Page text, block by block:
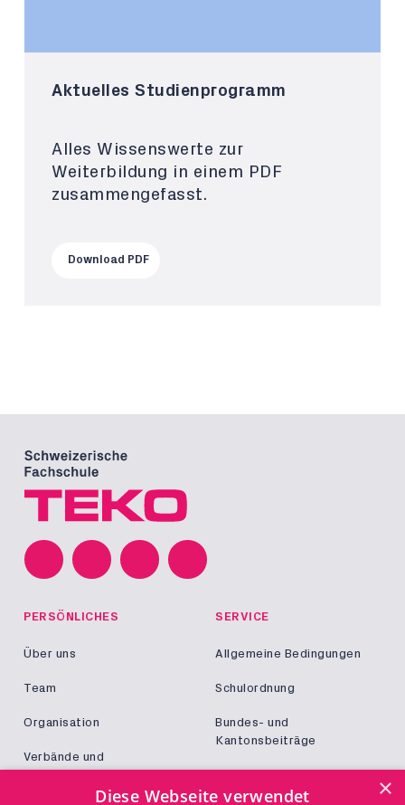
Aktuelles Studienprogramm
Alles Wissenswerte zur
Weiterbildung in einem PDF
zusammengefasst.
Download PDF
PERSÖNLICHES
Über uns
Team
Organisation
Verbände und
SERVICE
Allgemeine Bedingungen
Schulordnung
Bundes- und
Kantonsbeiträge
×
Diese Webseite verwendet